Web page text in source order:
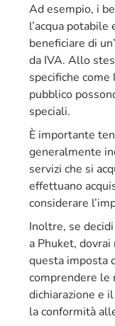
Ad esempio, i
l’acqua
beneficiare di
da IVA. Allo
specifiche
pubblico
speciali.
È importante
generalmente
servizi che si
effettuano
considerare
Inoltre, se
a Phuket,
questa imposta
comprendere le
dichiarazione e
la conformità